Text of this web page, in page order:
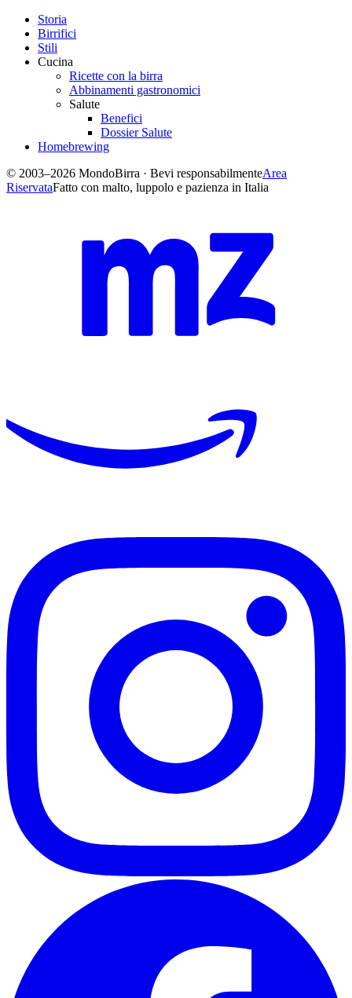
Storia
Birrifici
Stili
Cucina
Ricette con la birra
Abbinamenti gastronomici
Salute
Benefici
Dossier Salute
Homebrewing
© 2003–2026 MondoBirra · Bevi responsabilmenteArea
RiservataFatto con malto, luppolo e pazienza in Italia